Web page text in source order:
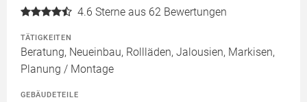
4.6 Sterne aus 62 Bewertungen
TÄTIGKEITEN
Beratung, Neueinbau, Rollläden, Jalousien, Markisen,
Planung / Montage
GEBÄUDETEILE